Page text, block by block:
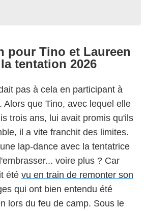
pour Tino et Laureen
tentation 2026
pas à cela en participant à
. Alors que Tino, avec lequel elle
trois ans, lui avait promis qu'ils
il a vite franchit des limites.
lap-dance avec la tentatrice
voire plus ? Car
été vu en train de remonter son
qui ont bien entendu été
lors du feu de camp. Sous le